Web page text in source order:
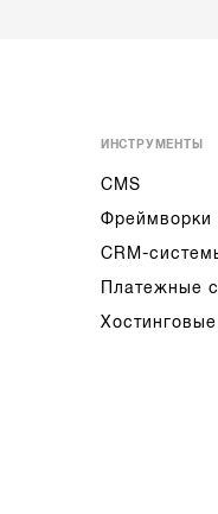
ИНСТРУМЕНТЫ
CMS
Фреймворки
CRM-
Платежные